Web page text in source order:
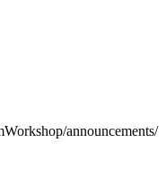
announcements/